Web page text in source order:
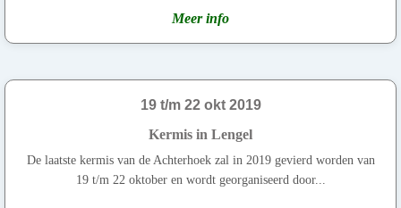
Meer info
19 t/m 22 okt 2019
Kermis in Lengel
De laatste kermis van de Achterhoek zal in 2019 gevierd worden van
19 t/m 22 oktober en wordt georganiseerd door...